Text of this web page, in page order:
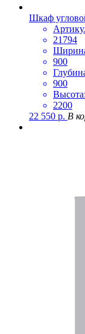
Шкаф
21794
900
900
Высота:
2200
22 550 р. В